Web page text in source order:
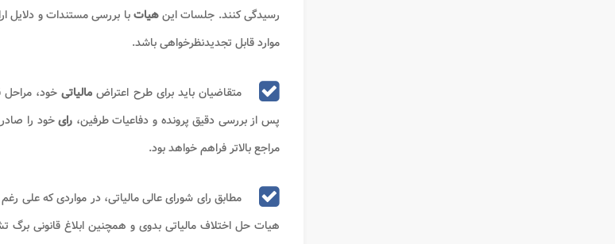
رسیدگی کنند. جلسات اینهیاتبا بررسی مستندات و دلایل
موارد قابل تجدیدنظرخواهی باشد.
متقاضیان باید برای طرح اعتراض مالیاتی خود، مراحل
پس از بررسی دقیق پرونده و دفاعیات طرفین، رایخود را
مراجع بالاتر فراهم خواهد بود.
مطابق رای شورای عالی مالیاتی، در مواردی که علی
هیات حل اختلاف مالیاتی بدوی و همچنین ابلاغ قانونی